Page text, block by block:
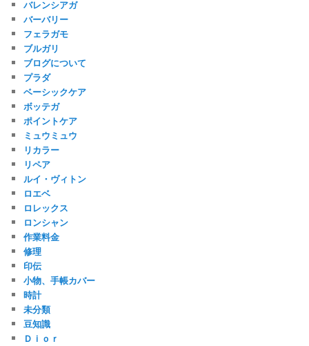
バレンシアガ
バーバリー
フェラガモ
ブルガリ
ブログについて
プラダ
ベーシックケア
ボッテガ
ポイントケア
ミュウミュウ
リカラー
リペア
ルイ・ヴィトン
ロエベ
ロレックス
ロンシャン
作業料金
修理
印伝
小物、手帳カバー
時計
未分類
豆知識
Ｄｉｏｒ